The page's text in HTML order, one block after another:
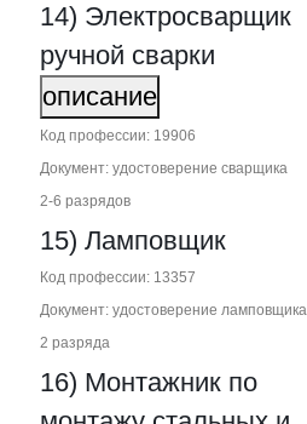
14) Электросварщик
ручной сварки
описание
Код профессии: 19906
Документ: удостоверение сварщика
2‑6 разрядов
15) Ламповщик
Код профессии: 13357
Документ: удостоверение ламповщика
2 разряда
16) Монтажник по